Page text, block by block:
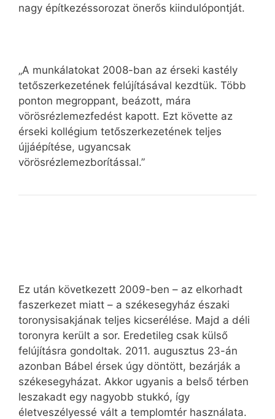
nagy építkezéssorozat önerős kiindulópontját.
„A munkálatokat 2008-ban az érseki kastély
tetőszerkezetének felújításával kezdtük. Több
ponton megroppant, beázott, mára
vörösrézlemezfedést kapott. Ezt követte az
érseki kollégium tetőszerkezetének teljes
újjáépítése, ugyancsak
vörösrézlemezborítással.”
Ez után következett 2009-ben – az elkorhadt
faszerkezet miatt – a székesegyház északi
toronysisakjának teljes kicserélése. Majd a déli
toronyra került a sor. Eredetileg csak külső
felújításra gondoltak. 2011. augusztus 23-án
azonban Bábel érsek úgy döntött, bezárják a
székesegyházat. Akkor ugyanis a belső térben
leszakadt egy nagyobb stukkó, így
életveszélyessé vált a templomtér használata.